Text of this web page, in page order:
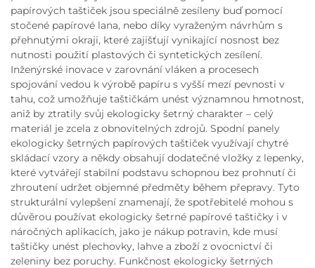
papírových taštiček jsou speciálně zesíleny buď pomocí
stočené papírové lana, nebo díky vyraženým návrhům s
přehnutými okraji, které zajišťují vynikající nosnost bez
nutnosti použití plastových či syntetických zesílení.
Inženýrské inovace v zarovnání vláken a procesech
spojování vedou k výrobě papíru s vyšší mezí pevnosti v
tahu, což umožňuje taštičkám unést významnou hmotnost,
aniž by ztratily svůj ekologicky šetrný charakter – celý
materiál je zcela z obnovitelných zdrojů. Spodní panely
ekologicky šetrných papírových taštiček využívají chytré
skládací vzory a někdy obsahují dodatečné vložky z lepenky,
které vytvářejí stabilní podstavu schopnou bez prohnutí či
zhroutení udržet objemné předměty během přepravy. Tyto
strukturální vylepšení znamenají, že spotřebitelé mohou s
důvěrou používat ekologicky šetrné papírové taštičky i v
náročných aplikacích, jako je nákup potravin, kde musí
taštičky unést plechovky, lahve a zboží z ovocnictví či
zeleniny bez poruchy. Funkčnost ekologicky šetrných